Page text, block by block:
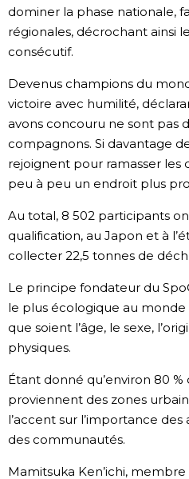
dominer la phase nationale,
régionales, décrochant ainsi
consécutif.
Devenus champions du
victoire avec humilité,
avons concouru ne sont pas
compagnons. Si davantage
rejoignent pour ramasser les
peu à peu un endroit plus
Au total, 8 502 participants
qualification, au Japon et à
collecter 22,5 tonnes de
Le principe fondateur du
le plus écologique au monde
que soient l’âge, le sexe,
physiques.
Étant donné qu’environ 80
proviennent des zones
l’accent sur l’importance
des communautés.
Mamitsuka Ken’ichi,